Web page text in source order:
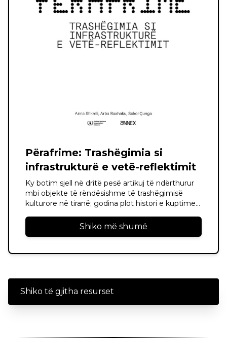
Përafrime: Trashëgimia si
infrastrukturë e vetë-reflektimit
Ky botim sjell në dritë pesë artikuj të ndërthurur
mbi objekte të rëndësishme të trashëgimisë
kulturore në tiranë; godina plot histori e kuptime
simbolikash në kohë.Shiko më shumë
Shiko të gjitha resurset